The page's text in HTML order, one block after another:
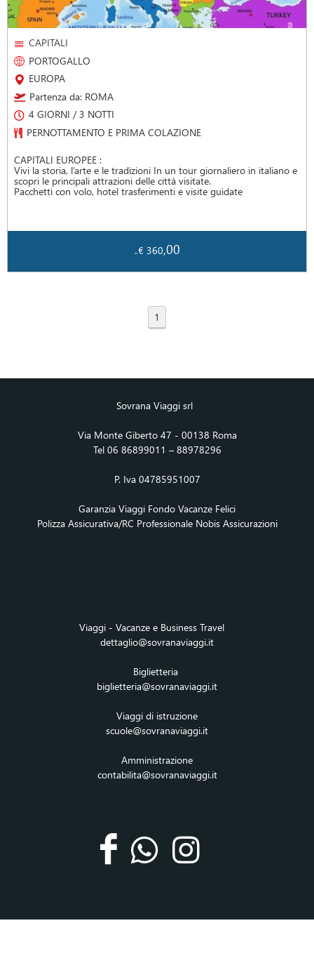
CAPITALI
PORTOGALLO
EUROPA
Partenza da: ROMA
4 GIORNI / 3 NOTTI
PERNOTTAMENTO E PRIMA COLAZIONE
CAPITALI EUROPEE :
Vivi la storia, l’arte e le tradizioni In un tour giornaliero in italiano e
scopri le principali attrazioni delle città visitate.
Pacchetti con volo, hotel trasferimenti e visite guidate
da € 360,00
1
Sovrana Viaggi srl
Via Monte Giberto 47 - 00138 Roma
Tel 06 86899011 – 88978296
P. Iva 04785951007
Garanzia Viaggi Fondo Vacanze Felici
Polizza Assicurativa/RC Professionale Nobis Assicurazioni
Viaggi - Vacanze e Business Travel
dettaglio@sovranaviaggi.it
Biglietteria
biglietteria@sovranaviaggi.it
Viaggi di istruzione
scuole@sovranaviaggi.it
Amministrazione
contabilita@sovranaviaggi.it